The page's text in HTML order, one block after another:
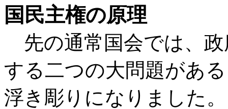
国民主権の原理
先の通常国会では、政
する二つの大問題があ
浮き彫りになりました。